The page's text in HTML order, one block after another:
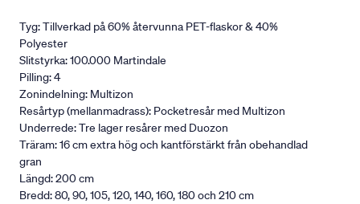
Tyg: Tillverkad på 60% återvunna PET-flaskor & 40%
Polyester
Slitstyrka: 100.000 Martindale
Pilling: 4
Zonindelning: Multizon
Resårtyp (mellanmadrass): Pocketresår med Multizon
Underrede: Tre lager resårer med Duozon
Träram: 16 cm extra hög och kantförstärkt från obehandlad
gran
Längd: 200 cm
Bredd: 80, 90, 105, 120, 140, 160, 180 och 210 cm